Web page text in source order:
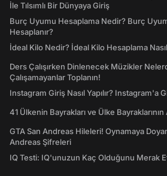
İle Tılsımlı Bir Dünyaya Giriş
Burç Uyumu Hesaplama Nedir? Burç
Hesaplanır?
İdeal Kilo Nedir? İdeal Kilo Hesaplama Nasıl
Ders Çalışırken Dinlenecek Müzikler
Çalışamayanlar Toplanın!
Instagram Giriş Nasıl Yapılır? Instagram'a
41 Ülkenin Bayrakları ve Ülke Bayraklarının
GTA San Andreas Hileleri! Oynamaya
Andreas Şifreleri
IQ Testi: IQ'unuzun Kaç Olduğunu Merak